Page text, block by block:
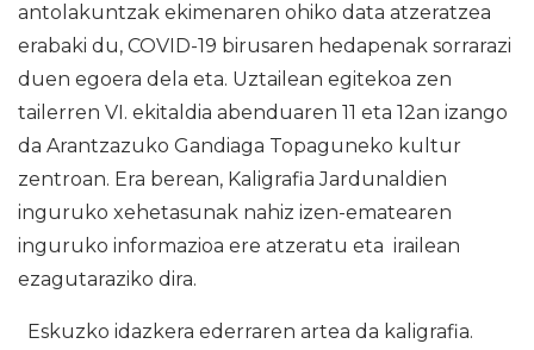
antolakuntzak ekimenaren ohiko data atzeratzea
erabaki du, COVID-19 birusaren hedapenak sorrarazi
duen egoera dela eta. Uztailean egitekoa zen
tailerren VI. ekitaldia abenduaren 11 eta 12an izango
da Arantzazuko Gandiaga Topaguneko kultur
zentroan. Era berean, Kaligrafia Jardunaldien
inguruko xehetasunak nahiz izen-ematearen
inguruko informazioa ere atzeratu eta irailean
ezagutaraziko dira.
Eskuzko idazkera ederraren artea da kaligrafia.